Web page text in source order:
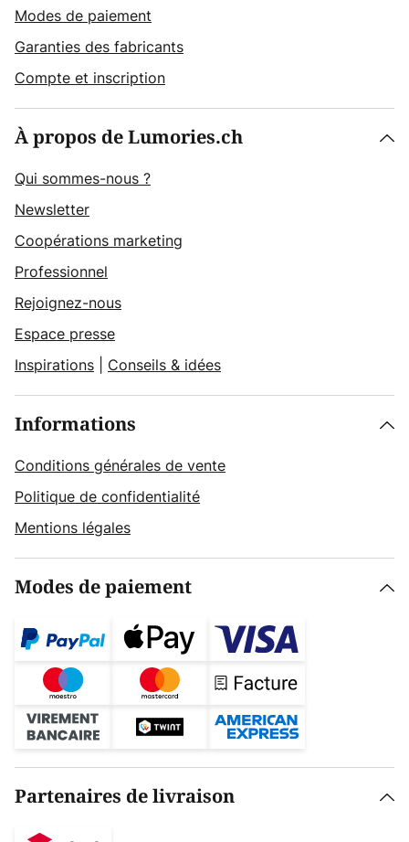
Modes de paiement
Garanties des fabricants
Compte et inscription
À propos de Lumories.ch
Qui sommes-nous ?
Newsletter
Coopérations marketing
Professionnel
Rejoignez-nous
Espace presse
Inspirations
Conseils & idées
Informations
Conditions générales de vente
Politique de confidentialité
Mentions légales
Modes de paiement
Partenaires de livraison